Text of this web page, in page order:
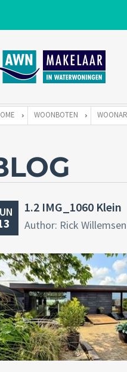
WOONBOTEN
1.2 IMG_1060 Klein
Author: Rick Willemsen